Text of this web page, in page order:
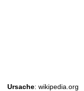
Ursache: wikipedia.org